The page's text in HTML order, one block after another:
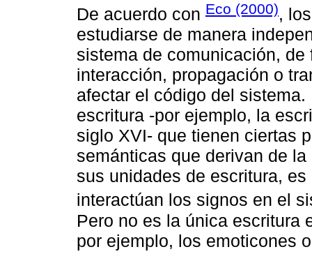
De acuerdo con Eco (2000),
estudiarse de manera
sistema de comunicación,
interacción, propagación o
afectar el código del
escritura -por ejemplo, la
siglo XVI- que tienen ciertas
semánticas que derivan de
sus unidades de escritura,
interactúan los signos en el
Pero no es la única escritura
por ejemplo, los emoticones